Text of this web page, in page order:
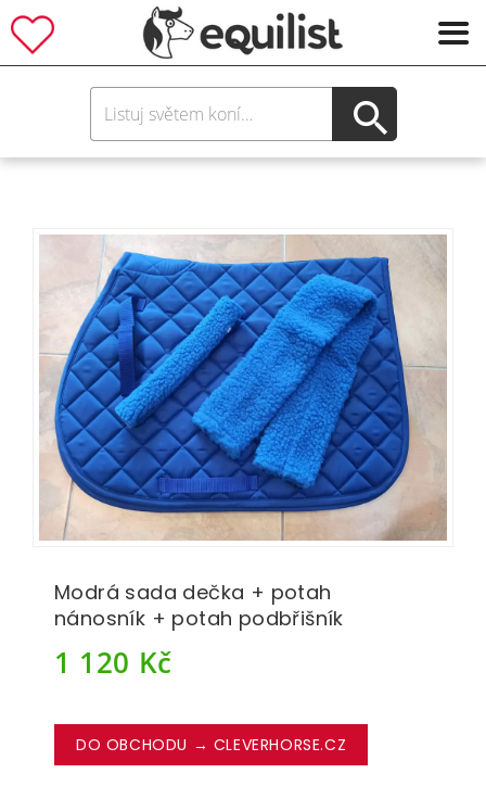
Modrá sada dečka + potah
nánosník + potah podbřišník
1 120 Kč
DO OBCHODU → CLEVERHORSE.CZ